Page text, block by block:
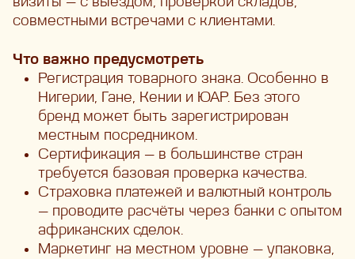
совместными встречами с клиентами.
Что важно предусмотреть
Регистрация товарного знака. Особенно в
Нигерии, Гане, Кении и ЮАР. Без этого
бренд может быть зарегистрирован
местным посредником.
Сертификация — в большинстве стран
требуется базовая проверка качества.
Страховка платежей и валютный контроль
— проводите расчёты через банки с опытом
африканских сделок.
Маркетинг на местном уровне — упаковка,